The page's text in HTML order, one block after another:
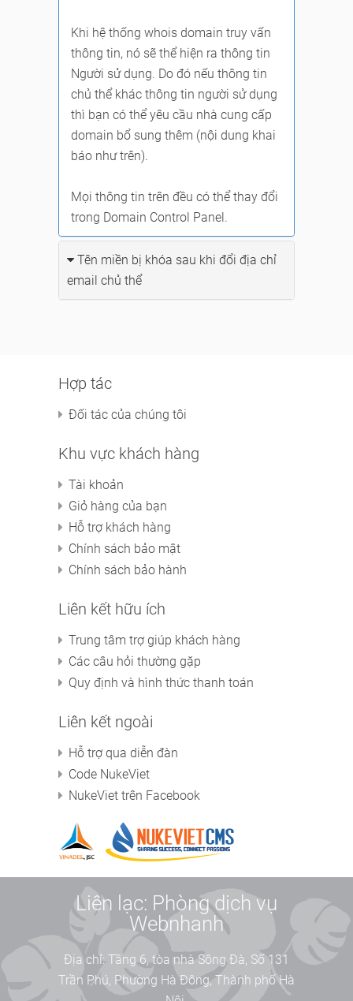
Khi hệ thống whois domain truy vấn
thông tin, nó sẽ thể hiện ra thông tin
Người sử dụng. Do đó nếu thông tin
chủ thể khác thông tin người sử dụng
thì bạn có thể yêu cầu nhà cung cấp
domain bổ sung thêm (nội dung khai
báo như trên).
Mọi thông tin trên đều có thể thay đổi
trong Domain Control Panel.
Tên miền bị khóa sau khi đổi địa chỉ
email chủ thể
Hợp tác
Đối tác của chúng tôi
Khu vực khách hàng
Tài khoản
Giỏ hàng của bạn
Hỗ trợ khách hàng
Chính sách bảo mật
Chính sách bảo hành
Liên kết hữu ích
Trung tâm trợ giúp khách hàng
Các câu hỏi thường gặp
Quy định và hình thức thanh toán
Liên kết ngoài
Hỗ trợ qua diễn đàn
Code NukeViet
NukeViet trên Facebook
Liên lạc: Phòng dịch vụ
Webnhanh
Địa chỉ: Tầng 6, tòa nhà Sông Đà, Số 131
Trần Phú, Phường Hà Đông, Thành phố Hà